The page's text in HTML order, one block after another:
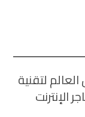
لتقنية